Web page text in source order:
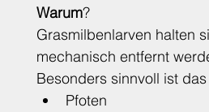
Warum?
Grasmilbenlarven halten
mechanisch entfernt
Besonders sinnvoll ist
Pfoten